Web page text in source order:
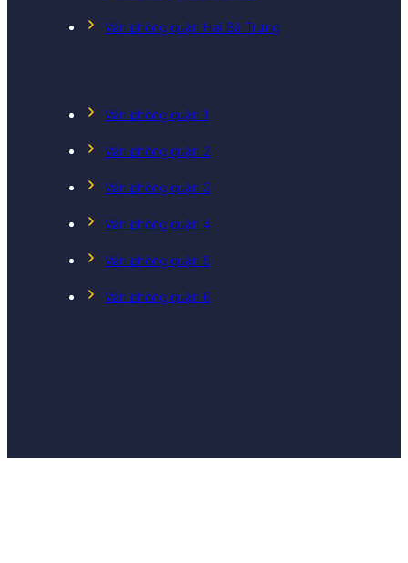
Văn phòng quận Hai Bà Trưng
Văn phòng quận 1
Văn phòng quận 2
Văn phòng quận 3
Văn phòng quận 4
Văn phòng quận 5
Văn phòng quận 6